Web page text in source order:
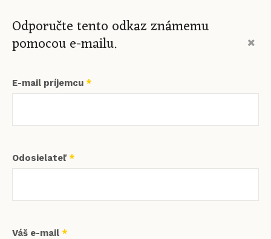
Odporučte tento odkaz známemu
pomocou e-mailu.
E-mail príjemcu *
Odosielateľ *
Váš e-mail *